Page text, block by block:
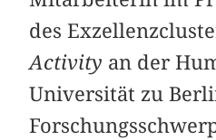
des
Activity an der
Universität zu